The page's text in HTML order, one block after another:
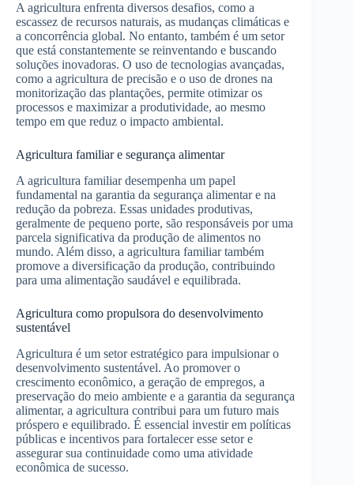
A agricultura enfrenta diversos desafios, como a
escassez de recursos naturais, as mudanças climáticas e
a concorrência global. No entanto, também é um setor
que está constantemente se reinventando e buscando
soluções inovadoras. O uso de tecnologias avançadas,
como a agricultura de precisão e o uso de drones na
monitorização das plantações, permite otimizar os
processos e maximizar a produtividade, ao mesmo
tempo em que reduz o impacto ambiental.
Agricultura familiar e segurança alimentar
A agricultura familiar desempenha um papel
fundamental na garantia da segurança alimentar e na
redução da pobreza. Essas unidades produtivas,
geralmente de pequeno porte, são responsáveis por uma
parcela significativa da produção de alimentos no
mundo. Além disso, a agricultura familiar também
promove a diversificação da produção, contribuindo
para uma alimentação saudável e equilibrada.
Agricultura como propulsora do desenvolvimento
sustentável
Agricultura é um setor estratégico para impulsionar o
desenvolvimento sustentável. Ao promover o
crescimento econômico, a geração de empregos, a
preservação do meio ambiente e a garantia da segurança
alimentar, a agricultura contribui para um futuro mais
próspero e equilibrado. É essencial investir em políticas
públicas e incentivos para fortalecer esse setor e
assegurar sua continuidade como uma atividade
econômica de sucesso.